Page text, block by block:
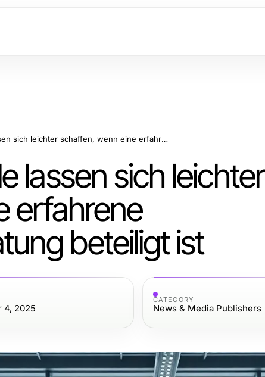
Wettbewerbsvorteile lassen sich leichter schaffen, wenn eine erfahrene Unternehmensberatung beteiligt ist
lassen sich leichter
erfahrene
beteiligt ist
4, 2025
CATEGORY
News & Media Publishers